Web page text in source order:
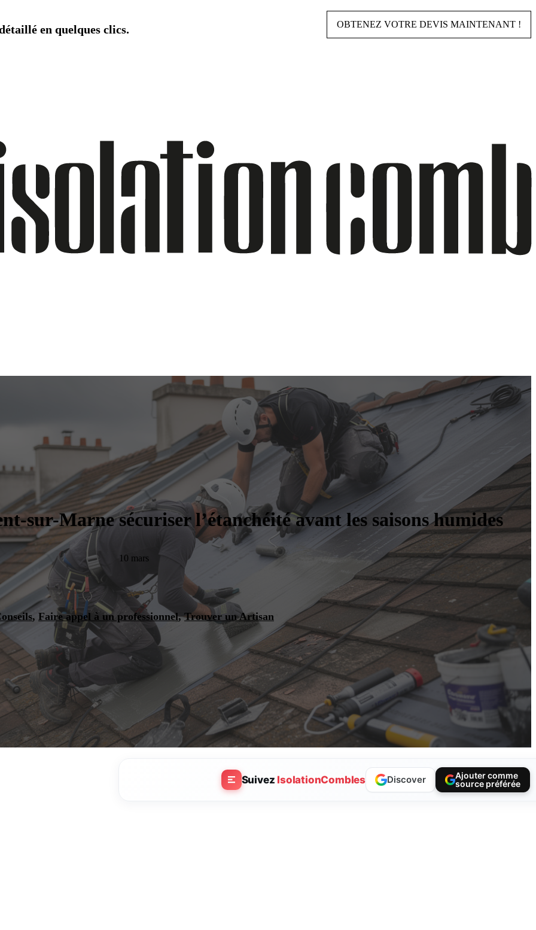
en quelques clics. OBTENEZ VOTRE DEVIS MAINTENANT !
sur-Marne sécuriser l’étanchéité avant les saisons humides
10 mars
, Faire appel à un professionnel,Trouver un Artisan
Suivez IsolationCombles Discover
Ajouter comme
source préférée